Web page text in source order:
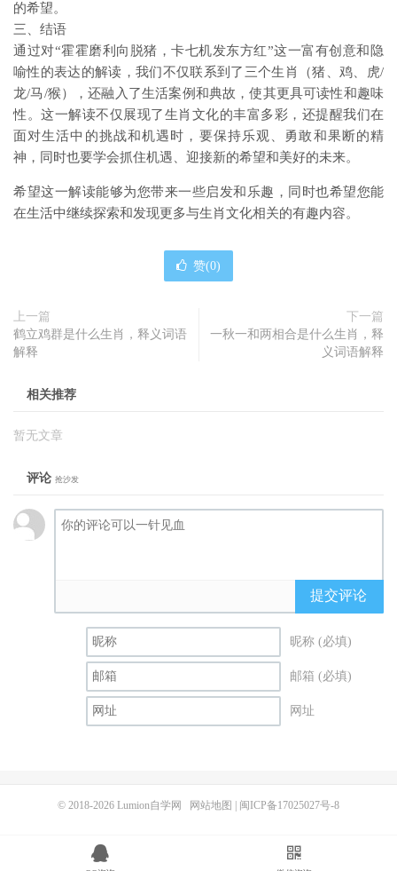
的希望。
三、结语
通过对“霍霍磨利向脱猪，卡七机发东方红”这一富有创意和隐
喻性的表达的解读，我们不仅联系到了三个生肖（猪、鸡、虎/
龙/马/猴），还融入了生活案例和典故，使其更具可读性和趣味
性。这一解读不仅展现了生肖文化的丰富多彩，还提醒我们在
面对生活中的挑战和机遇时，要保持乐观、勇敢和果断的精
神，同时也要学会抓住机遇、迎接新的希望和美好的未来。
希望这一解读能够为您带来一些启发和乐趣，同时也希望您能
在生活中继续探索和发现更多与生肖文化相关的有趣内容。
赞(0)
上一篇
鹤立鸡群是什么生肖，释义词语
解释
下一篇
一秋一和两相合是什么生肖，释
义词语解释
相关推荐
暂无文章
评论 抢沙发
提交评论
昵称 (必填)
邮箱 (必填)
网址
© 2018-2026 Lumion自学网 网站地图 闽ICP备17025027号-8